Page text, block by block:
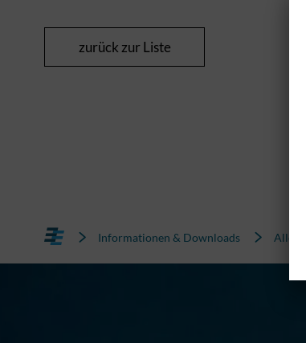
zurück zur Liste
Informationen & Downloads Alle